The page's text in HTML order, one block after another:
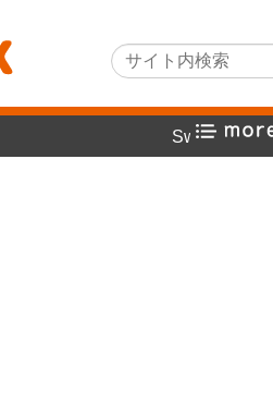
SwitchLightでヤフー検索方法